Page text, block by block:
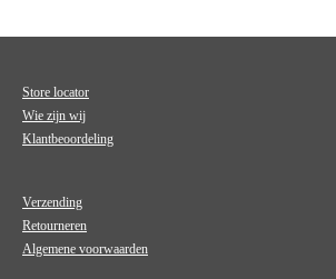
Store locator
Wie zijn wij
Klantbeoordeling
Verzending
Retourneren
Algemene voorwaarden